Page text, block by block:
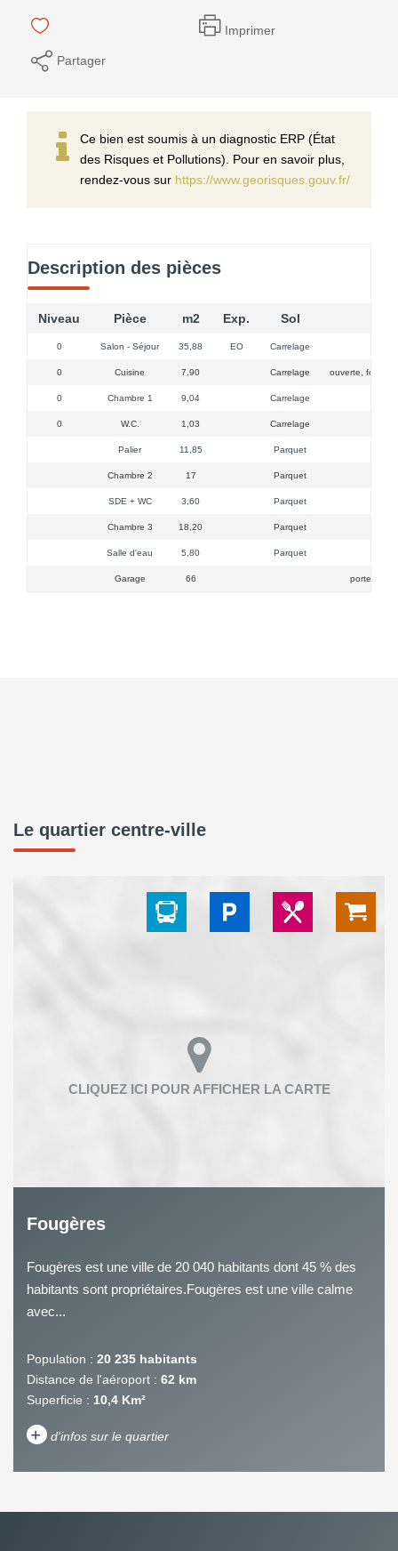
Imprimer
Partager
Ce bien est soumis à un diagnostic ERP (État
des Risques et Pollutions). Pour en savoir plus,
rendez-vous sur https://www.georisques.gouv.fr/
Description des pièces
Niveau Pièce m2 Exp. Sol
0 Salon - Séjour 35,88 EO Carrelage
0 Cuisine 7,90 Carrelage ouverte, four,
0 Chambre 1 9,04 Carrelage
0 W.C. 1,03 Carrelage
Palier 11,85 Parquet
Chambre 2 17 Parquet
SDE + WC 3,60 Parquet
Chambre 3 18,20 Parquet
Salle d'eau 5,80 Parquet
Garage 66 porte
Le quartier centre-ville
Fougères
Fougères est une ville de 20 040 habitants dont 45 % des
habitants sont propriétaires.Fougères est une ville calme
avec...
Population : 20 235 habitants
Distance de l'aéroport : 62 km
Superficie : 10,4 Km²
+ d'infos sur le quartier